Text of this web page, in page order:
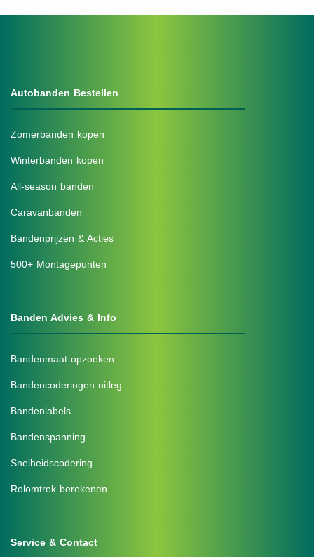
Autobanden Bestellen
Zomerbanden kopen
Winterbanden kopen
All-season banden
Caravanbanden
Bandenprijzen & Acties
500+ Montagepunten
Banden Advies & Info
Bandenmaat opzoeken
Bandencoderingen uitleg
Bandenlabels
Bandenspanning
Snelheidscodering
Rolomtrek berekenen
Service & Contact